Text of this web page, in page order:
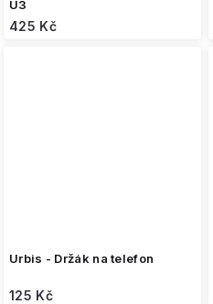
U3
425 Kč
Urbis - Držák na telefon
125 Kč